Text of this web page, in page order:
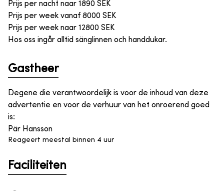
Prijs per nacht naar 1890 SEK
Prijs per week vanaf 8000 SEK
Prijs per week naar 12800 SEK
Hos oss ingår alltid sänglinnen och handdukar.
Gastheer
Degene die verantwoordelijk is voor de inhoud van deze
advertentie en voor de verhuur van het onroerend goed
is:
Pär Hansson
Reageert meestal binnen 4 uur
Faciliteiten